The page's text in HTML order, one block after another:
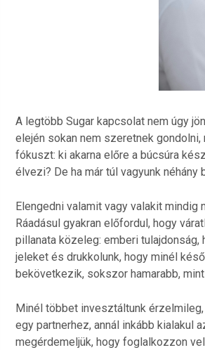
A legtöbb Sugar kapcsolat nem úgy
elején sokan nem szeretnek
fókuszt: ki akarna előre a búcsúra
élvezi? De ha már túl vagyunk
Elengedni valamit vagy valakit mindig
Ráadásul gyakran előfordul, hogy
pillanata közeleg: emberi
jeleket és drukkolunk, hogy minél
bekövetkezik, sokszor hamarabb,
Minél többet invesztáltunk
egy partnerhez, annál inkább kialakul
megérdemeljük, hogy foglalkozzon